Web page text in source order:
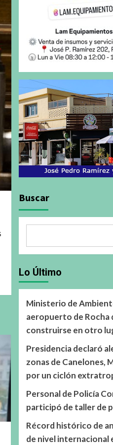
Buscar
Lo Último
Ministerio de
aeropuerto de Rocha
construirse en otro
Presidencia declaró
zonas de Canelones,
por un ciclón
Personal de Policía
participó de taller de
Récord histórico de
de nivel internacional